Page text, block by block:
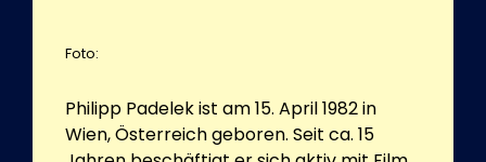
Foto:
Philipp Padelek ist am 15. April 1982 in
Wien, Österreich geboren. Seit ca. 15